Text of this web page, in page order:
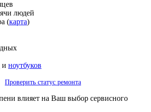
людей
(карта)
и ноутбуков
Проверить статус ремонта
влияет на Ваш выбор сервисного